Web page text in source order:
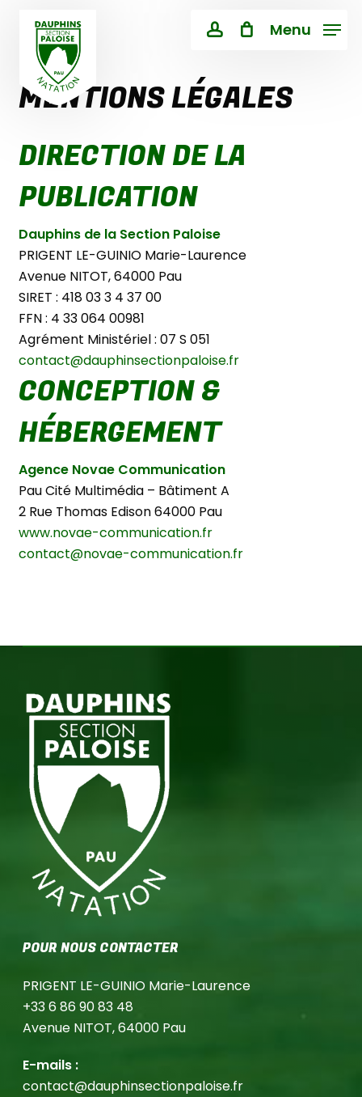
content
account
Menu
PANIER Close
MENTIONS LÉGALES
DIRECTION DE LA
PUBLICATION
Dauphins de la Section Paloise
PRIGENT LE-GUINIO Marie-Laurence
Avenue NITOT, 64000 Pau
SIRET : 418 03 3 4 37 00
FFN : 4 33 064 00981
Agrément Ministériel : 07 S 051
contact@dauphinsectionpaloise.fr
CONCEPTION &
HÉBERGEMENT
Agence Novae Communication
Pau Cité Multimédia – Bâtiment A
2 Rue Thomas Edison 64000 Pau
www.novae-communication.fr
contact@novae-communication.fr
POUR NOUS CONTACTER
PRIGENT LE-GUINIO Marie-Laurence
+33 6 86 90 83 48
Avenue NITOT, 64000 Pau
E-mails :
contact@dauphinsectionpaloise.fr